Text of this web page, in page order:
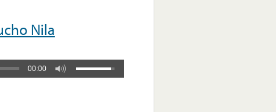
Nila
00:00